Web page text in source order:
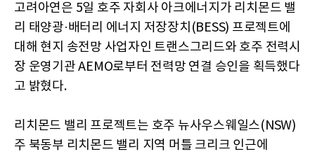
고려아연은 5일 호주 자회사 아크에너지가 리치몬드 밸
리 태양광·배터리 에너지 저장장치(BESS) 프로젝트에
대해 현지 송전망 사업자인 트랜스그리드와 호주 전력시
장 운영기관 AEMO로부터 전력망 연결 승인을 획득했다
고 밝혔다.
리치몬드 밸리 프로젝트는 호주 뉴사우스웨일스(NSW)
주 북동부 리치몬드 밸리 지역 머틀 크리크 인근에